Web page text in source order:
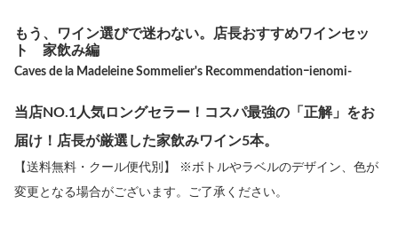
もう、ワイン選びで迷わない。店長おすすめワインセッ
ト 家飲み編
Caves de la Madeleine Sommelier's Recommendationｰienomi-
当店NO.1人気ロングセラー！コスパ最強の「正解」をお
届け！店長が厳選した家飲みワイン5本。
【送料無料・クール便代別】 ※ボトルやラベルのデザイン、色が
変更となる場合がございます。ご了承ください。